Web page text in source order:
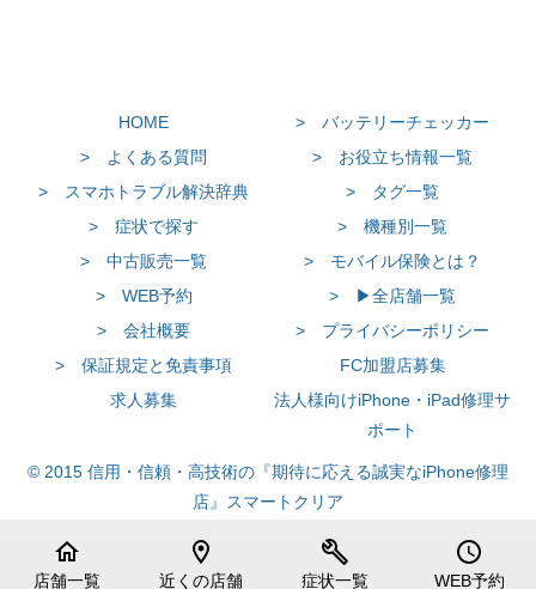
HOME
> バッテリーチェッカー
> よくある質問
> お役立ち情報一覧
> スマホトラブル解決辞典
> タグ一覧
> 症状で探す
> 機種別一覧
> 中古販売一覧
> モバイル保険とは？
> WEB予約
> ▶全店舗一覧
> 会社概要
> プライバシーポリシー
> 保証規定と免責事項
FC加盟店募集
求人募集
法人様向けiPhone・iPad修理サ
ポート
© 2015 信用・信頼・高技術の『期待に応える誠実なiPhone修理
店』スマートクリア
home
店舗一覧
location_on
近くの店舗
build
症状一覧
schedule
WEB予約